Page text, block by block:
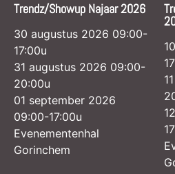
Trendz/Showup Najaar 2026
30 augustus 2026 09:00-
17:00u
31 augustus 2026 09:00-
20:00u
01 september 2026
09:00-17:00u
Evenementenhal
Gorinchem